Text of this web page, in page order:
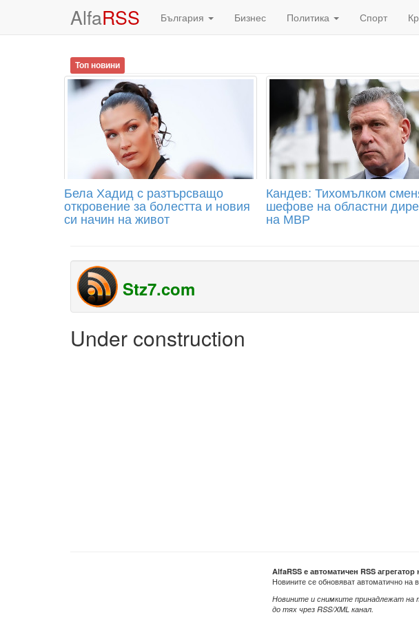
AlfaRSS България Бизнес Политика Спорт
Топ новини
Бела Хадид с разтърсващо
откровение за болестта и новия
си начин на живот
Кандев: Тихомълком
шефове на областни
на МВР
Stz7.com
Under construction
AlfaRSS е автоматичен RSS
Новините се обновяват автоматично на
Новините и снимките принадлежат на
до тях чрез RSS/XML канал.